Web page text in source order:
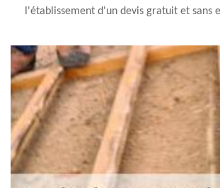
l'établissement d'un devis gratuit et sans